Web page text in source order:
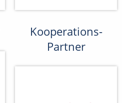
Kooperations-
Partner